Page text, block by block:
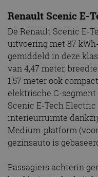
Renault Scenic E-
De Renault Scenic E-
uitvoering met 87
gemiddeld in deze
van 4,47 meter,
1,57 meter ook
elektrische C-
Scenic E-Tech
interieurruimte
Medium-platform
gezinsauto is
Passagiers achterin